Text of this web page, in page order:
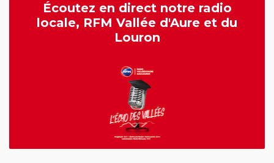
Écoutez en direct notre radio
locale, RFM Vallée d'Aure et du
Louron